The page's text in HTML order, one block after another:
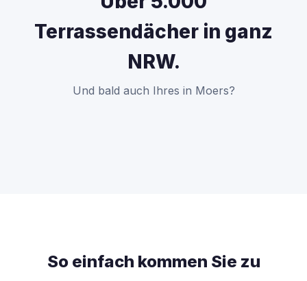
Terrassendächer in ganz
NRW.
Und bald auch Ihres in Moers?
So einfach kommen Sie zu